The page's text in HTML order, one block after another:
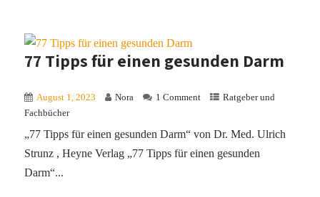
77 Tipps für einen gesunden Darm
August 1, 2023 Nora 1 Comment
Ratgeber und
Fachbücher
„77 Tipps für einen gesunden Darm“ von Dr. Med. Ulrich
Strunz , Heyne Verlag „77 Tipps für einen gesunden
Darm“...